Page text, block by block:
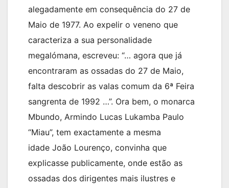
alegadamente em consequência do 27 de
Maio de 1977. Ao expelir o veneno que
caracteriza a sua personalidade
megalómana, escreveu: “… agora que já
encontraram as ossadas do 27 de Maio,
falta descobrir as valas comum da 6ª Feira
sangrenta de 1992 …”. Ora bem, o monarca
Mbundo, Armindo Lucas Lukamba Paulo
“Miau”, tem exactamente a mesma
idade João Lourenço, convinha que
explicasse publicamente, onde estão as
ossadas dos dirigentes mais ilustres e